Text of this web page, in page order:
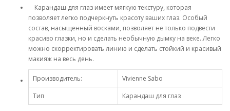
Карандаш для глаз имеет мягкую текстуру, которая
позволяет легко подчеркнуть красоту ваших глаз. Особый
состав, насыщенный восками, позволяет не только подвести
красиво глазки, но и сделать необычную дымку на веке. Легко
можно скорректировать линию и сделать стойкий и красивый
макияж на весь день.
Производитель:
Vivienne Sabo
Тип
Карандаш для глаз